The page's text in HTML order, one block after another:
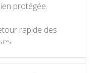
protégée.
rapide des